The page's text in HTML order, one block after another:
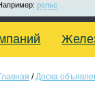
рельс
/Доска